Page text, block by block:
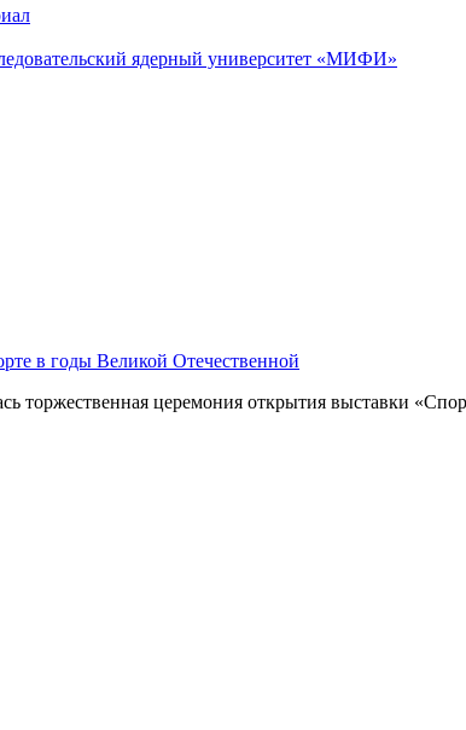
ядерный университет «МИФИ»
в годы Великой Отечественной
торжественная церемония открытия выставки